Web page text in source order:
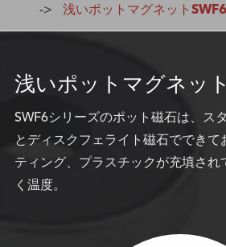
浅いポットマグネットSWF6
浅いポットマグネッ
SWF6シリーズのポット磁石は、ス
とディスクフェライト磁石でできて
ティング、プラスチックが充填され
く温度。